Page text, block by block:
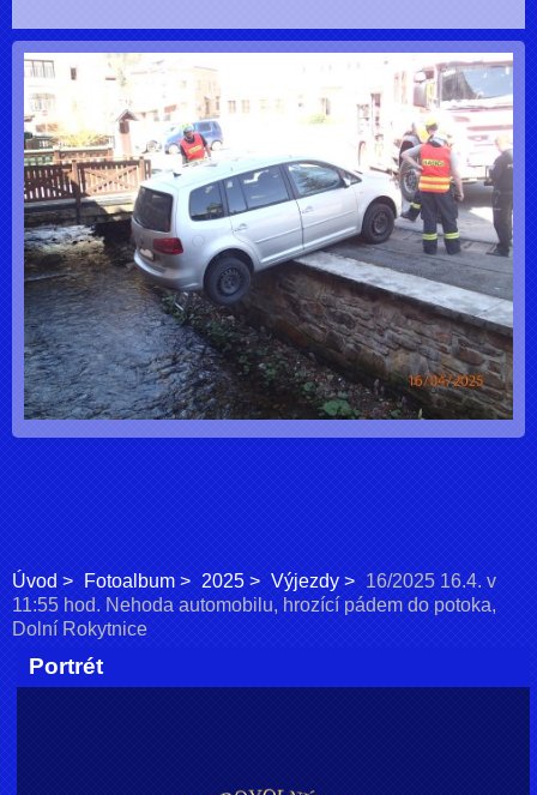
Úvod Fotoalbum 2025 Výjezdy
16/2025 16.4. v
11:55 hod. Nehoda automobilu, hrozící pádem do potoka,
Dolní Rokytnice
Portrét